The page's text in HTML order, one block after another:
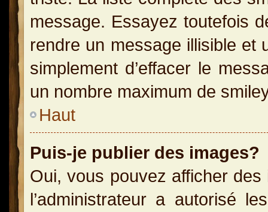
message. Essayez toutefois
rendre un message illisible et
simplement d’effacer le
un nombre maximum de
Haut
Puis-je publier des images?
Oui, vous pouvez afficher
l’administrateur a autorisé